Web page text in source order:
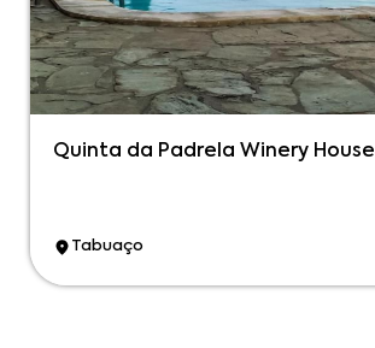
Quinta da Padrela Winery House
Tabuaço